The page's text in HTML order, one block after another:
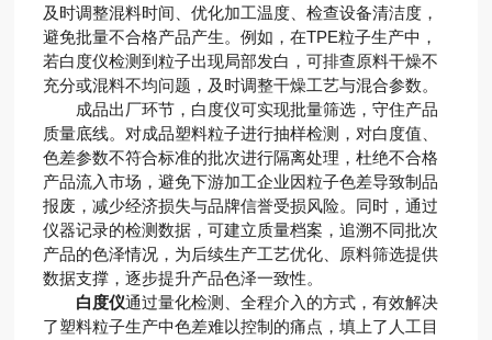
及时调整混料时间、优化加工温度、检查设备清洁度，
避免批量不合格产品产生。例如，在TPE粒子生产中，
若白度仪检测到粒子出现局部发白，可排查原料干燥不
充分或混料不均问题，及时调整干燥工艺与混合参数。
成品出厂环节，白度仪可实现批量筛选，守住产品
质量底线。对成品塑料粒子进行抽样检测，对白度值、
色差参数不符合标准的批次进行隔离处理，杜绝不合格
产品流入市场，避免下游加工企业因粒子色差导致制品
报废，减少经济损失与品牌信誉受损风险。同时，通过
仪器记录的检测数据，可建立质量档案，追溯不同批次
产品的色泽情况，为后续生产工艺优化、原料筛选提供
数据支撑，逐步提升产品色泽一致性。
白度仪通过量化检测、全程介入的方式，有效解决
了塑料粒子生产中色差难以控制的痛点，填上了人工目